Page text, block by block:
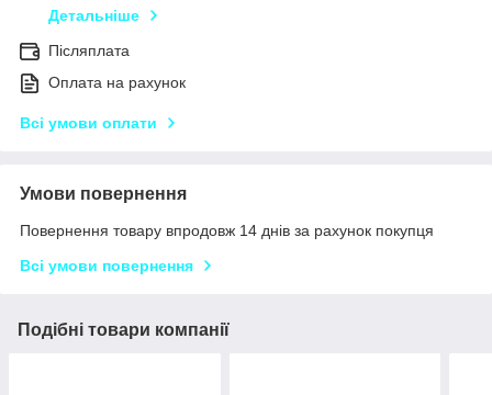
Детальніше
Післяплата
Оплата на рахунок
Всі умови оплати
Умови повернення
Повернення товару впродовж 14 днів за рахунок покупця
Всі умови повернення
Подібні товари компанії